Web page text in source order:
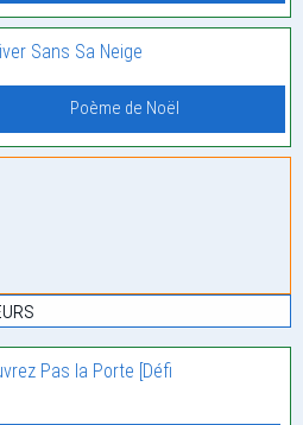
Sans Sa Neige
Poème de Noël
Pas la Porte [Défi